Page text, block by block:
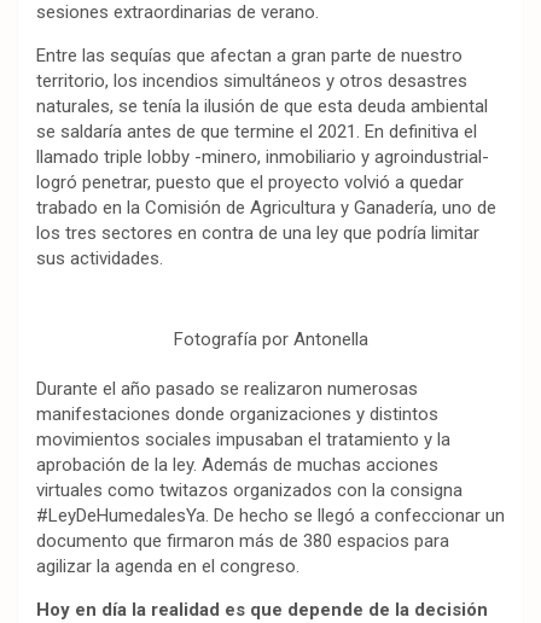
sesiones extraordinarias de verano.
Entre las sequías que afectan a gran parte de nuestro
territorio, los incendios simultáneos y otros desastres
naturales, se tenía la ilusión de que esta deuda ambiental
se saldaría antes de que termine el 2021. En definitiva el
llamado triple lobby -minero, inmobiliario y agroindustrial-
logró penetrar, puesto que el proyecto volvió a quedar
trabado en la Comisión de Agricultura y Ganadería, uno de
los tres sectores en contra de una ley que podría limitar
sus actividades.
Fotografía por Antonella
Durante el año pasado se realizaron numerosas
manifestaciones donde organizaciones y distintos
movimientos sociales impusaban el tratamiento y la
aprobación de la ley. Además de muchas acciones
virtuales como twitazos organizados con la consigna
#LeyDeHumedalesYa. De hecho se llegó a confeccionar un
documento que firmaron más de 380 espacios para
agilizar la agenda en el congreso.
Hoy en día la realidad es que depende de la decisión